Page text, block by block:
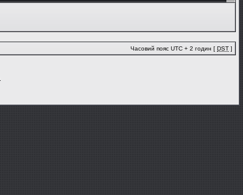
Часовий пояс UTC + 2 годин [ DST ]